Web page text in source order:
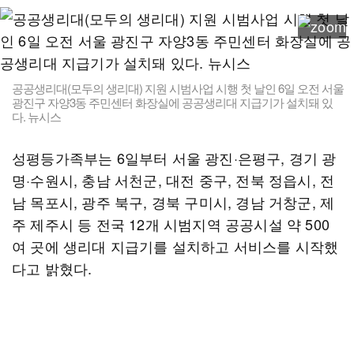
공공생리대(모두의 생리대) 지원 시범사업 시행 첫 날인 6일 오전 서울
광진구 자양3동 주민센터 화장실에 공공생리대 지급기가 설치돼 있
다. 뉴시스
성평등가족부는 6일부터 서울 광진·은평구, 경기 광
명·수원시, 충남 서천군, 대전 중구, 전북 정읍시, 전
남 목포시, 광주 북구, 경북 구미시, 경남 거창군, 제
주 제주시 등 전국 12개 시범지역 공공시설 약 500
여 곳에 생리대 지급기를 설치하고 서비스를 시작했
다고 밝혔다.